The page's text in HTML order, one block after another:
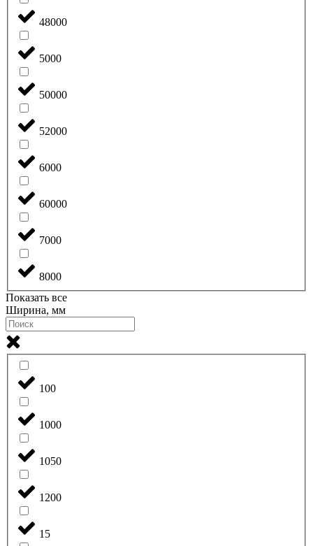
48000
5000
50000
52000
6000
60000
7000
8000
Показать все
Ширина, мм
100
1000
1050
1200
15